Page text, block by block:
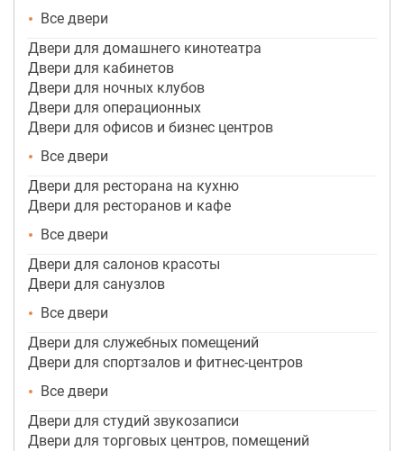
Все двери
Двери для домашнего кинотеатра
Двери для кабинетов
Двери для ночных клубов
Двери для операционных
Двери для офисов и бизнес центров
Все двери
Двери для ресторана на кухню
Двери для ресторанов и кафе
Все двери
Двери для салонов красоты
Двери для санузлов
Все двери
Двери для служебных помещений
Двери для спортзалов и фитнес-центров
Все двери
Двери для студий звукозаписи
Двери для торговых центров, помещений